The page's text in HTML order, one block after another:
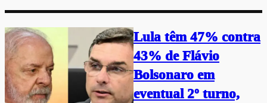
Lula têm 47% contra
43% de Flávio
Bolsonaro em
eventual 2º turno,